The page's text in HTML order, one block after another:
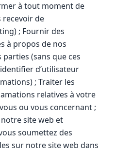
à tout moment de
recevoir de
; Fournir des
à propos de nos
(sans que ces
d’utilisateur
; Traiter les
relatives à votre
ou vous concernant ;
site web et
soumettez des
sur notre site web dans